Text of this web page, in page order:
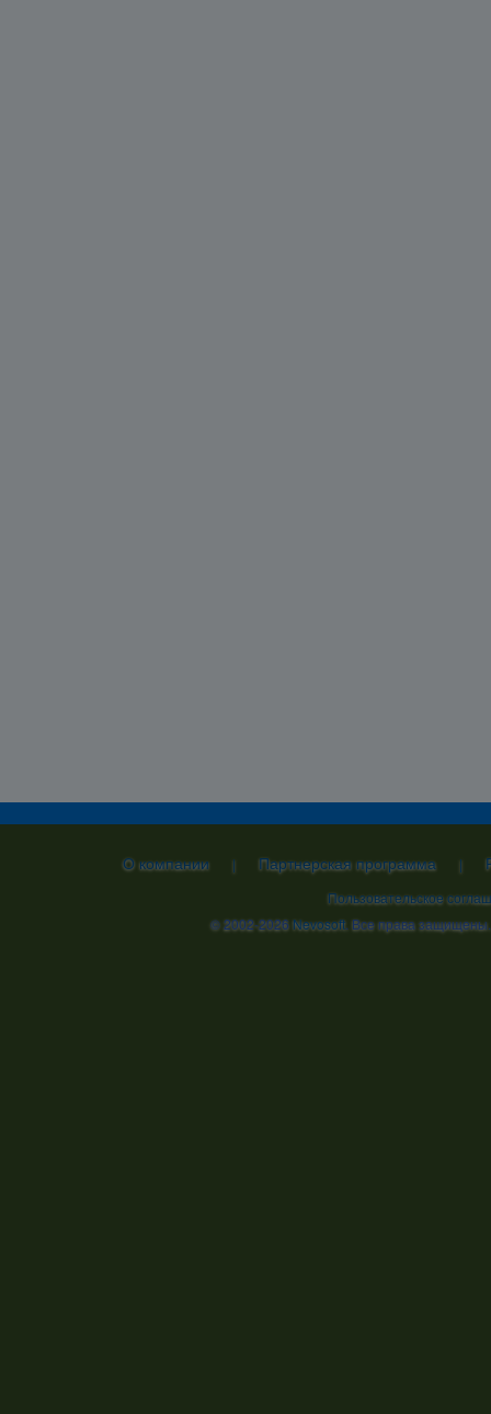
О компании | Партнерская программа |
Пользовательское
© 2002-2026Nevosoft. Все права защищены